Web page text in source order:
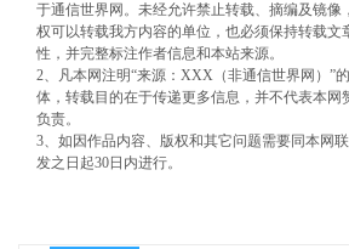
于通信世界网。未经允许禁止转载、摘编及镜像
权可以转载我方内容的单位，也必须保持转载文
性，并完整标注作者信息和本站来源。
2、凡本网注明“来源：XXX（非通信世界网）”
体，转载目的在于传递更多信息，并不代表本网
负责。
3、如因作品内容、版权和其它问题需要同本网
发之日起30日内进行。